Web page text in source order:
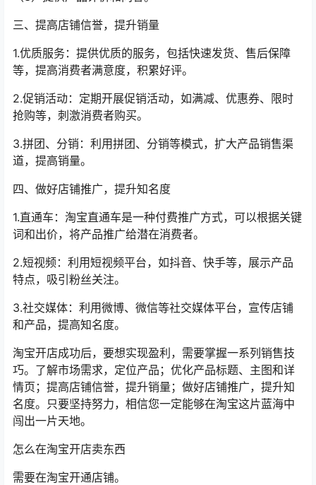
三、提高店铺信誉，提升销量
1.优质服务：提供优质的服务，包括快速发货、售后保障
等，提高消费者满意度，积累好评。
2.促销活动：定期开展促销活动，如满减、优惠券、限时
抢购等，刺激消费者购买。
3.拼团、分销：利用拼团、分销等模式，扩大产品销售渠
道，提高销量。
四、做好店铺推广，提升知名度
1.直通车：淘宝直通车是一种付费推广方式，可以根据关键
词和出价，将产品推广给潜在消费者。
2.短视频：利用短视频平台，如抖音、快手等，展示产品
特点，吸引粉丝关注。
3.社交媒体：利用微博、微信等社交媒体平台，宣传店铺
和产品，提高知名度。
淘宝开店成功后，要想实现盈利，需要掌握一系列销售技
巧。了解市场需求，定位产品；优化产品标题、主图和详
情页；提高店铺信誉，提升销量；做好店铺推广，提升知
名度。只要坚持努力，相信您一定能够在淘宝这片蓝海中
闯出一片天地。
怎么在淘宝开店卖东西
需要在淘宝开通店铺。